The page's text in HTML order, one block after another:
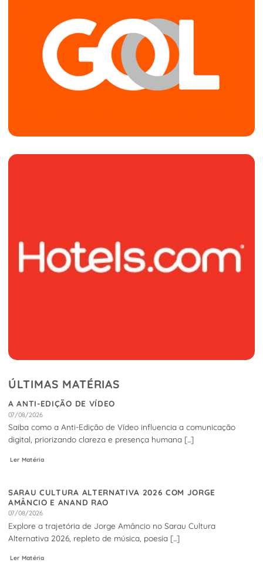
ÚLTIMAS MATÉRIAS
A ANTI-EDIÇÃO DE VÍDEO
07/08/2026
Saiba como a Anti-Edição de Vídeo influencia a comunicação
digital, priorizando clareza e presença humana [...]
Ler Matéria
SARAU CULTURA ALTERNATIVA 2026 COM JORGE
AMÂNCIO E ANAND RAO
07/08/2026
Explore a trajetória de Jorge Amâncio no Sarau Cultura
Alternativa 2026, repleto de música, poesia [...]
Ler Matéria